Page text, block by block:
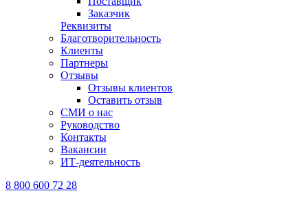
Заказчик
Реквизиты
Благотворительность
Клиенты
Партнеры
Отзывы
Отзывы клиентов
Оставить отзыв
СМИ о нас
Руководство
Контакты
Вакансии
ИТ-деятельность
8 800 600 72 28